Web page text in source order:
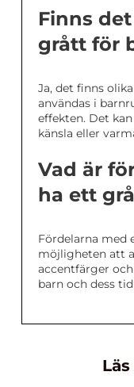
Finns
grått för
Ja, det finns
användas i
effekten. Det
känsla eller
Vad är
ha ett
Fördelarna med
möjligheten att
accentfärger
barn och dess